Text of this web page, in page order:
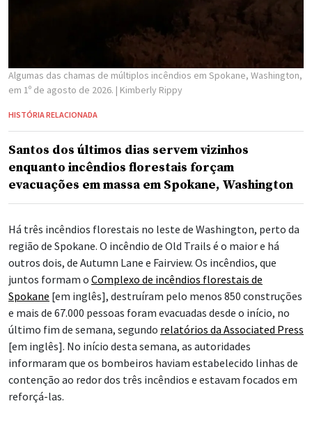
Algumas das chamas de múltiplos incêndios em Spokane, Washington,
em 1º de agosto de 2026. | Kimberly Rippy
HISTÓRIA RELACIONADA
Santos dos últimos dias servem vizinhos
enquanto incêndios florestais forçam
evacuações em massa em Spokane, Washington
Há três incêndios florestais no leste de Washington, perto da
região de Spokane. O incêndio de Old Trails é o maior e há
outros dois, de Autumn Lane e Fairview. Os incêndios, que
juntos formam o Complexo de incêndios florestais de
Spokane [em inglês], destruíram pelo menos 850 construções
e mais de 67.000 pessoas foram evacuadas desde o início, no
último fim de semana, segundo relatórios da Associated Press
[em inglês]. No início desta semana, as autoridades
informaram que os bombeiros haviam estabelecido linhas de
contenção ao redor dos três incêndios e estavam focados em
reforçá-las.